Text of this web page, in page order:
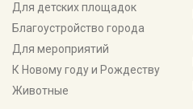
Для детских площадок
Благоустройство города
Для мероприятий
К Новому году и Рождеству
Животные